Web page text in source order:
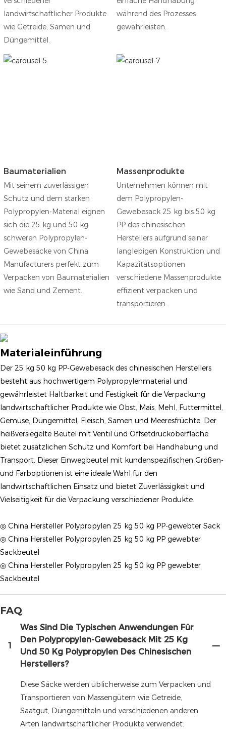
landwirtschaftlicher Produkte
wie Getreide, Samen und
Düngemittel.
während des Prozesses
gewährleisten.
Baumaterialien
Mit seinem zuverlässigen
Schutz und dem starken
Polypropylen-Material eignen
sich die 25 kg und 50 kg
schweren Polypropylen-
Gewebesäcke von China
Manufacturers perfekt zum
Verpacken von Baumaterialien
wie Sand und Zement.
Massenprodukte
Unternehmen können mit
dem Polypropylen-
Gewebesack 25 kg bis 50 kg
PP des chinesischen
Herstellers aufgrund seiner
langlebigen Konstruktion und
Kapazitätsoptionen
verschiedene Massenprodukte
effizient verpacken und
transportieren.
Materialeinführung
Der 25 kg 50 kg PP-Gewebesack des chinesischen Herstellers
besteht aus hochwertigem Polypropylenmaterial und
gewährleistet Haltbarkeit und Festigkeit für die Verpackung
landwirtschaftlicher Produkte wie Obst, Mais, Mehl, Futtermittel,
Gemüse, Düngemittel, Fleisch, Samen und Meeresfrüchte. Der
heißversiegelte Beutel mit Ventil und Offsetdruckoberfläche
bietet zusätzlichen Schutz und Komfort bei Handhabung und
Transport. Dieser Einwegbeutel mit kundenspezifischen Größen-
und Farboptionen ist eine ideale Wahl für den
landwirtschaftlichen Einsatz und bietet Zuverlässigkeit und
Vielseitigkeit für die Verpackung verschiedener Produkte.
◎ China Hersteller Polypropylen 25 kg 50 kg PP-gewebter Sack
◎ China Hersteller Polypropylen 25 kg 50 kg PP gewebter
Sackbeutel
◎ China Hersteller Polypropylen 25 kg 50 kg PP gewebter
Sackbeutel
FAQ
1
Was Sind Die Typischen Anwendungen Für
Den Polypropylen-Gewebesack Mit 25 Kg
Und 50 Kg Polypropylen Des Chinesischen
Herstellers?
Diese Säcke werden üblicherweise zum Verpacken und
Transportieren von Massengütern wie Getreide,
Saatgut, Düngemitteln und verschiedenen anderen
Arten landwirtschaftlicher Produkte verwendet.